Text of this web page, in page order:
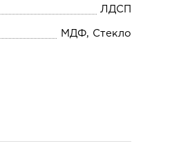
ЛДСП
МДФ, Стекло